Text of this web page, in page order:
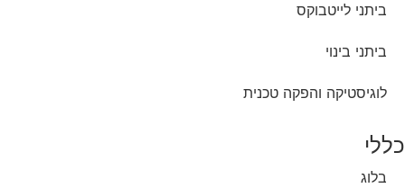
ביתני לייטבוקס
ביתני בינוי
לוגיסטיקה והפקה טכנית
כללי
בלוג